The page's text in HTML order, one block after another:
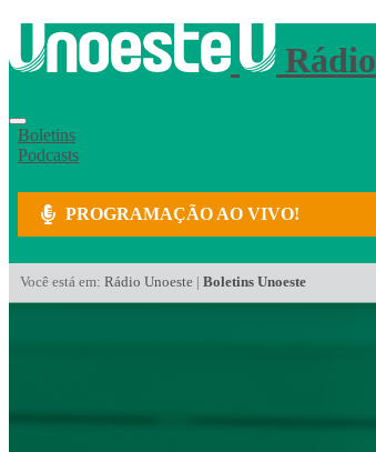
Rádio
Boletins
Podcasts
PROGRAMAÇÃO AO VIVO!
Você está em: Rádio Unoeste | Boletins Unoeste